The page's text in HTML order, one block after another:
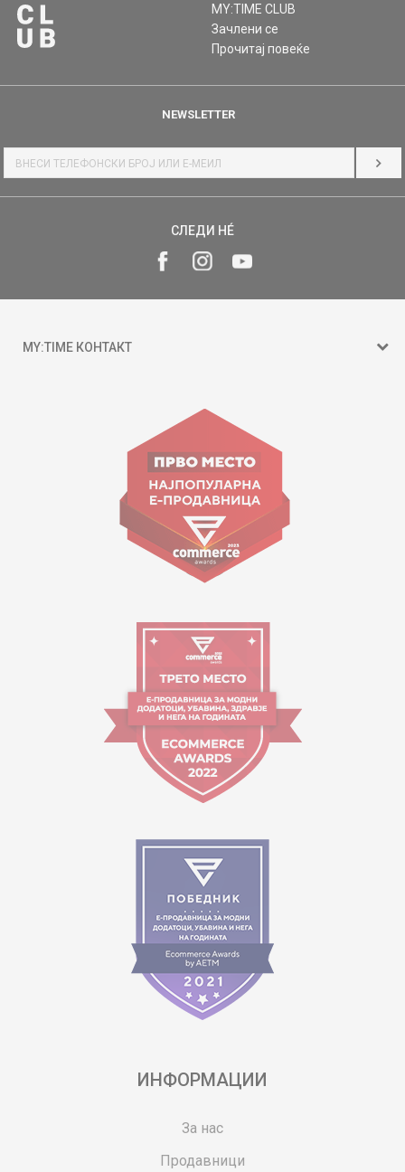
MY:TIME CLUB
Зачлени се
Прочитај повеќе
NEWSLETTER
СЛЕДИ НÉ
MY:TIME КОНТАКТ
ул. Гоце Николовски бр.74 Скопје
contact@mytime.mk
Работно време:
09:00 до 17:00
ИНФОРМАЦИИ
За нас
Продавници